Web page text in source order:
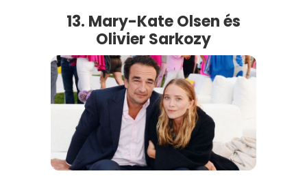
13. Mary-Kate Olsen és
Olivier Sarkozy